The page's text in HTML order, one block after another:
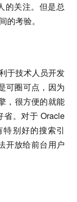
的关注。但是总
考验。
于技术人员开发
可圈可点，因为
，很方便的就能
省。对于 Oracle
别好的搜索引
开放给前台用户